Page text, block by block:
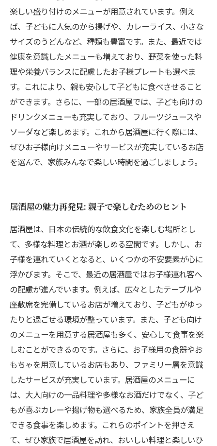
楽しい盛り付けのメニューが用意されています。例え
ば、子どもに人気のから揚げや、カレーライス、小さな
サイズのうどんなど、種類も豊富です。また、最近では
健康を意識したメニューも増えており、野菜を使った料
理や栄養バランスに配慮したお子様プレートも選べま
す。これにより、親も安心して子どもに食べさせること
ができます。さらに、一部の居酒屋では、子ども向けの
ドリンクメニューも充実しており、フルーツジュースや
ソーダなど楽しめます。これから居酒屋に行く際には、
ぜひお子様向けメニューやサービスが充実しているお店
を選んで、家族みんなで楽しい時間を過ごしましょう。
居酒屋の魅力再発見: 親子で楽しむためのヒント
居酒屋は、日本の伝統的な飲食文化を楽しむ場所とし
て、多様な料理とお酒が楽しめる空間です。しかし、お
子様を連れていくとなると、いくつかの不安要素が心に
浮かびます。そこで、最近の居酒屋ではお子様連れ客へ
の配慮が進んでいます。例えば、広々としたテーブルや
座敷席を完備しているお店が増えており、子どもがゆっ
たりと過ごせる環境が整っています。また、子ども向け
のメニューを用意する居酒屋も多く、安心して食事を楽
しむことができるのです。さらに、お子様用の食器やお
もちゃを用意しているお店もあり、ファミリー層を意識
したサービスが充実しています。居酒屋のメニューに
は、大人向けの一品料理や多様なお酒だけでなく、子ど
もが喜ぶカレーや揚げ物も選べるため、家族全員が満足
できる食事を楽しめます。これらのポイントを押さえ
て、ぜひ家族で居酒屋を訪れ、おいしい料理と楽しいひ